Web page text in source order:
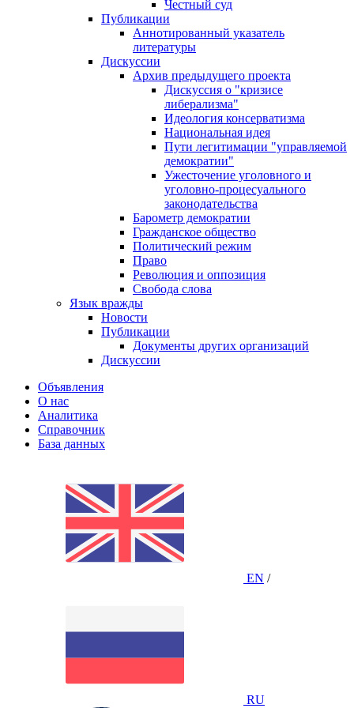
Честный суд
Публикации
Аннотированный указатель
литературы
Дискуссии
Архив предыдущего проекта
Дискуссия о "кризисе
либерализма"
Идеология консерватизма
Национальная идея
Пути легитимации "управляемой
демократии"
Ужесточение уголовного и
уголовно-процесуального
законодательства
Барометр демократии
Гражданское общество
Политический режим
Право
Революция и оппозиция
Свобода слова
Язык вражды
Новости
Публикации
Документы других организаций
Дискуссии
Объявления
О нас
Аналитика
Справочник
База данных
EN /
RU